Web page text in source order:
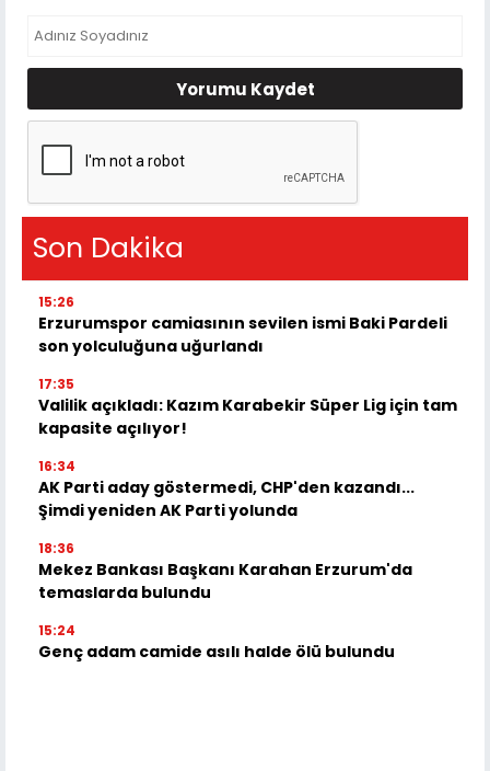
Yorumu Kaydet
Son Dakika
15:26
Erzurumspor camiasının sevilen ismi Baki Pardeli
son yolculuğuna uğurlandı
17:35
Valilik açıkladı: Kazım Karabekir Süper Lig için tam
kapasite açılıyor!
16:34
AK Parti aday göstermedi, CHP'den kazandı...
Şimdi yeniden AK Parti yolunda
18:36
Mekez Bankası Başkanı Karahan Erzurum'da
temaslarda bulundu
15:24
Genç adam camide asılı halde ölü bulundu